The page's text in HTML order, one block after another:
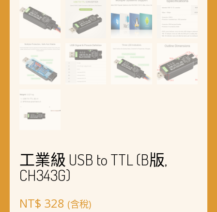
工業級 USB to TTL (B版,
CH343G)
NT$ 328 (含稅)